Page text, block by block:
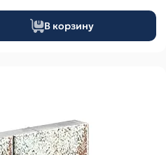
В корзину